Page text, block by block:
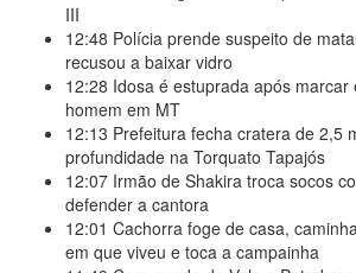
III
12:48 Polícia prende suspeito de
recusou a baixar vidro
12:28 Idosa é estuprada após marcar
homem em MT
12:13 Prefeitura fecha cratera de 2,5
profundidade na Torquato Tapajós
12:07 Irmão de Shakira troca socos
defender a cantora
12:01 Cachorra foge de casa,
em que viveu e toca a campainha